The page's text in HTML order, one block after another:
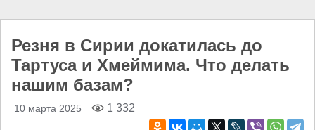
Резня в Сирии докатилась до
Тартуса и Хмеймима. Что делать
нашим базам?
10 марта 2025 1 332